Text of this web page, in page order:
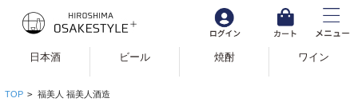
日本酒 ビール 焼酎 ワイン
TOP > 福美人 福美人酒造